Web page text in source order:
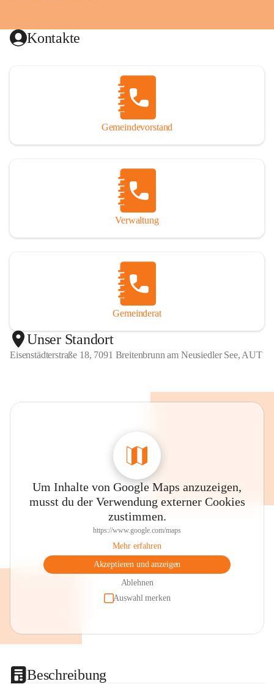
Kontakte
Gemeindevorstand
Verwaltung
Gemeinderat
Unser Standort
Eisenstädterstraße 18, 7091 Breitenbrunn am Neusiedler See, AUT
Um Inhalte von Google Maps anzuzeigen,
musst du der Verwendung externer Cookies
zustimmen.
https://www.google.com/maps
Mehr erfahren
Akzeptieren und anzeigen
Ablehnen
Auswahl merken
Beschreibung